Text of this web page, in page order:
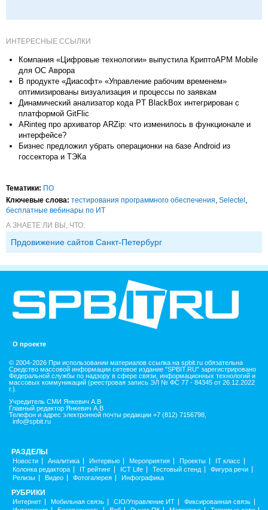
ИНТЕРЕСНЫЕ ССЫЛКИ
Компания «Цифровые технологии» выпустила КриптоАРМ Mobile
для ОС Аврора
В продукте «Диасофт» «Управление рабочим временем»
оптимизированы визуализация и процессы по заявкам
Динамический анализатор кода PT BlackBox интегрирован с
платформой GitFlic
ARinteg про архиватор ARZip: что изменилось в функционале и
интерфейсе?
Бизнес предложил убрать операционки на базе Android из
госсектора и ТЭКа
Тематики: ПО
Ключевые слова: тестирования программного обеспечения Selectel
бесплатные вебинары по ИТ
А ЗНАЕТЕ ЛИ ВЫ, ЧТО:
Прдовижение сайтов Санкт-Петербург
О проекте
© 2004-2026 При использовании материалов ссылка на spbit.ru обязательна
Средство массовой информации сетевое издание "SPBIT.RU" зарегистрировано
Федеральной службы по надзору в сфере связи, информационных технологий и
массовых коммуникаций (реестровая запись ЭЛ № ФС 77 - 84345 от 26.12.2022
г.).
Учредитель СМИ Янкевич А.В
Главный редактор Янкевич А.В
Телефон и адрес электронной почты редакции +7 (812) 7156798,
info@spbit.ru
РАЗДЕЛЫ
Новости Аналитика Интервью Мероприятия Проекты
IT класс
Колонка редактора
IT рейтинг ICT Life Тестовый стенд
Фигура речи
Релизы
Видео Фотогалерея Инфографика
РУБРИКИ
Интернет Мобильная связь CIO/Управление ИТ
Фиксированная связь